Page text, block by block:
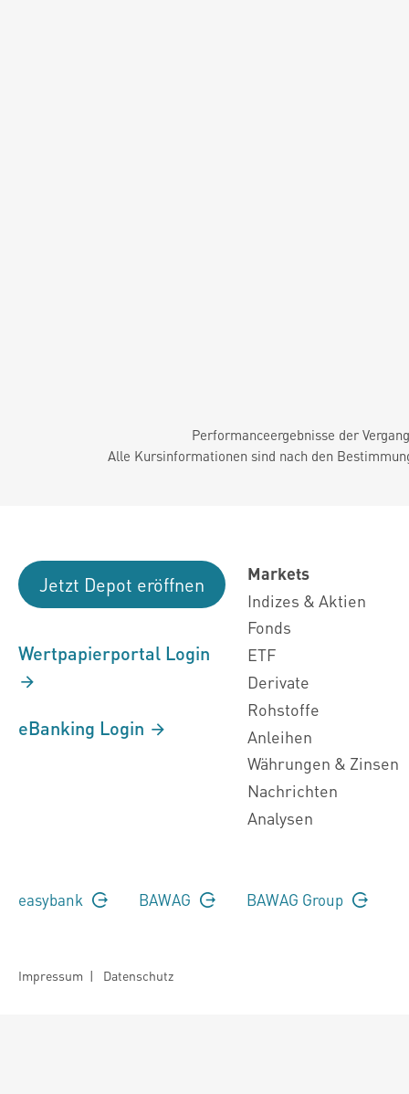
Performanceergebnisse der
Alle Kursinformationen sind nach den
Jetzt Depot eröffnen
Wertpapierportal Login
eBanking Login
Markets
Indizes & Aktien
Fonds
ETF
Derivate
Rohstoffe
Anleihen
Währungen & Zinsen
Nachrichten
Analysen
easybank BAWAG BAWAG Group
Impressum | Datenschutz